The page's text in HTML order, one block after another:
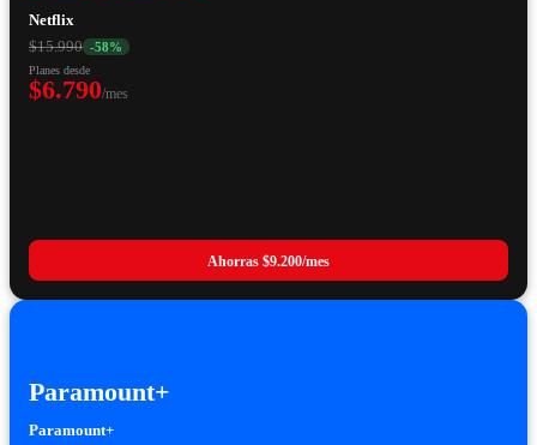
Netflix
$15.990 -58%
Planes desde
$6.790/mes
Ahorras $9.200/mes
Paramount+
Paramount+